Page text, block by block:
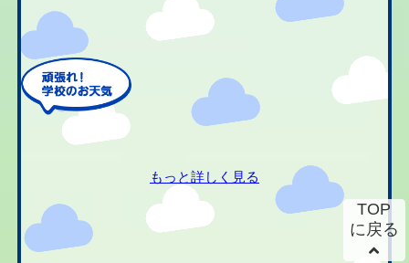
もっと詳しく見る
TOP
に戻る